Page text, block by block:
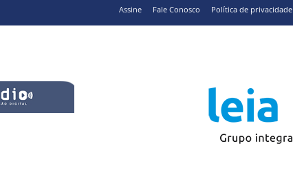
Assine Fale Conosco Política de privacidade